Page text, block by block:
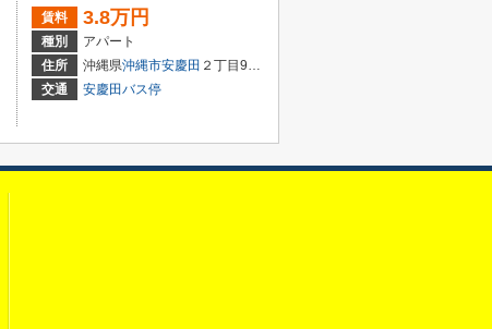
賃料 3.8万円
種別
アパート
住所
沖縄県沖縄市安慶田 ２丁目9-13
交通
安慶田バス停